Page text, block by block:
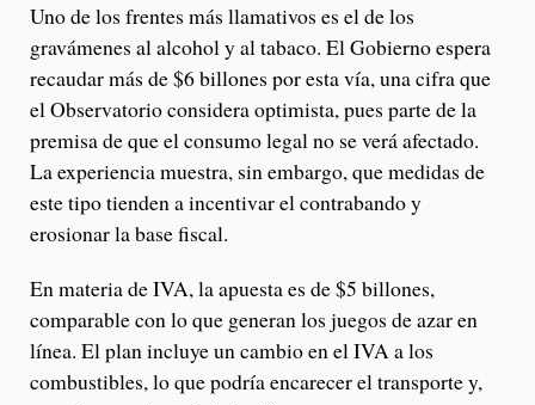
Uno de los frentes más llamativos es el de los
gravámenes al alcohol y al tabaco. El Gobierno espera
recaudar más de $6 billones por esta vía, una cifra que
el Observatorio considera optimista, pues parte de la
premisa de que el consumo legal no se verá afectado.
La experiencia muestra, sin embargo, que medidas de
este tipo tienden a incentivar el contrabando y
erosionar la base fiscal.
En materia de IVA, la apuesta es de $5 billones,
comparable con lo que generan los juegos de azar en
línea. El plan incluye un cambio en el IVA a los
combustibles, lo que podría encarecer el transporte y,